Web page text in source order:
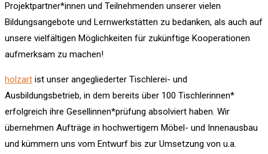
Projektpartner*innen und Teilnehmenden unserer vielen
Bildungsangebote und Lernwerkstätten zu bedanken, als auch auf
unsere vielfältigen Möglichkeiten für zukünftige Kooperationen
aufmerksam zu machen!
holzart ist unser angegliederter Tischlerei- und
Ausbildungsbetrieb, in dem bereits über 100 Tischlerinnen*
erfolgreich ihre Gesellinnen*prüfung absolviert haben. Wir
übernehmen Aufträge in hochwertigem Möbel- und Innenausbau
und kümmern uns vom Entwurf bis zur Umsetzung von u.a.